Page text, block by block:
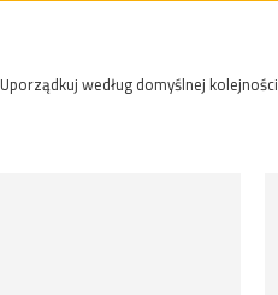
Uporządkuj według domyślnej kolejności